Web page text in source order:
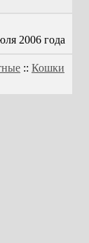
2006 года
:: Кошки